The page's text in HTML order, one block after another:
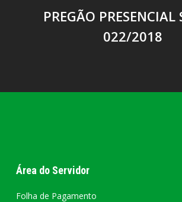
PREGÃO PRESENCIAL
022/2018
Área do Servidor
Folha de Pagamento